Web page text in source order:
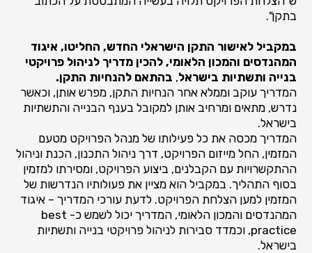
בתקן".
במקביל לאישור התקן הישראלי החדש, החליטו, איגוד
המהנדסים והמכון הלאומי, להכין מדריך לניהול פרויקטי
בנייה ותשתיות בישראל, בהתאם להנחיות התקן.
המדריך עוקב וממלא אחר הנחיות התקן, מפרש אותן, וכאשר
נדרש, מתאים ומרחיב אותן למקובל בענף הבנייה והתשתיות
בישראל.
המדריך מכסה את כל פעילותו של מנהל הפרויקט מטעם
המזמין, החל מייזום הפרויקט, דרך ניהול התכנון, הכנת וניהול
ההתקשרויות עם הקבלנים, ביצוע הפרויקט, ומסירתו למזמין
בסוף התהליך. במקביל הוא מציין את פעולותיו הנדרשות של
המזמין למען הצלחת הפרויקט. לדעת עורכי המדריך – איגוד
המהנדסים והמכון הלאומי, המדריך יכול לשמש כ- best
practice, וכמדד סבירות לניהול פרויקטי בנייה ותשתיות
בישראל.